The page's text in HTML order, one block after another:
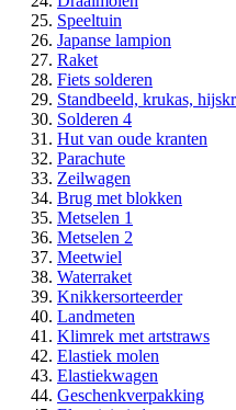
Speeltuin
Japanse lampion
Raket
Fiets solderen
Standbeeld, krukas,
Solderen 4
Hut van oude kranten
Parachute
Zeilwagen
Brug met blokken
Metselen 1
Metselen 2
Meetwiel
Waterraket
Knikkersorteerder
Landmeten
Klimrek met artstraws
Elastiek molen
Elastiekwagen
Geschenkverpakking